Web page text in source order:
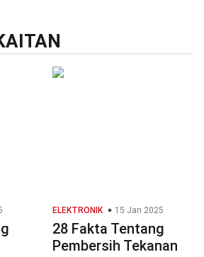
ELEKTRONIK 15 Jan 2025
28 Fakta Tentang
Pembersih Tekanan